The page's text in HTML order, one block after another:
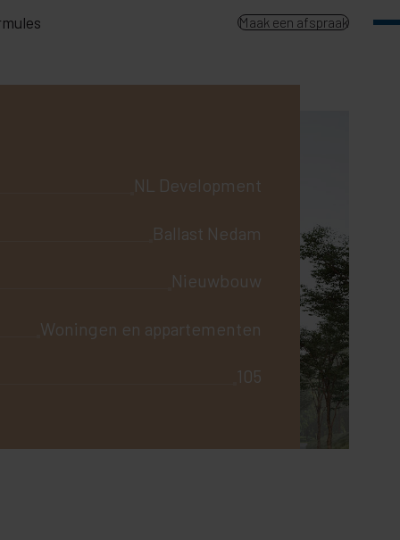
Maak een afspraak
NL Development
Ballast Nedam
Nieuwbouw
Woningen en appartementen
105